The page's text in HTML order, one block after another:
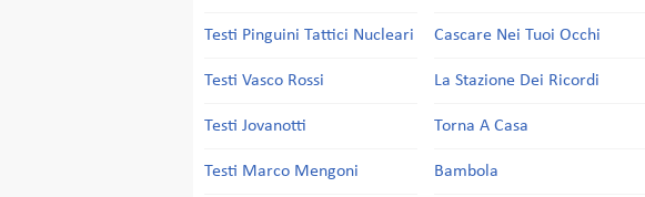
Testi Pinguini Tattici Nucleari
Testi Vasco Rossi
Testi Jovanotti
Testi Marco Mengoni
Cascare Nei Tuoi Occhi
La Stazione Dei Ricordi
Torna A Casa
Bambola